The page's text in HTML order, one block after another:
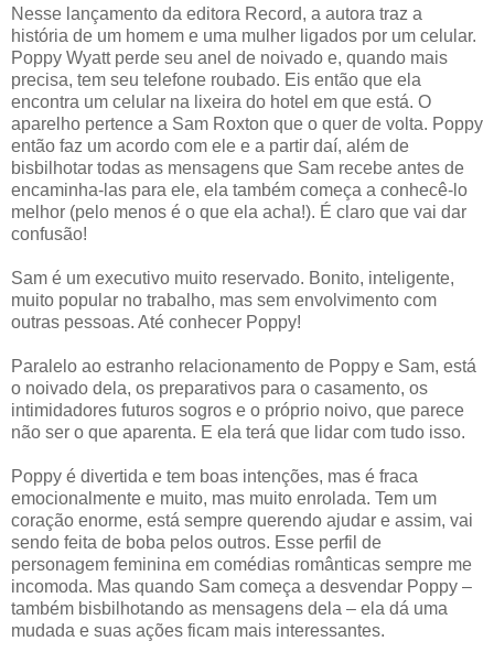
Nesse lançamento da editora Record, a autora traz a
história de um homem e uma mulher ligados por um celular.
Poppy Wyatt perde seu anel de noivado e, quando mais
precisa, tem seu telefone roubado. Eis então que ela
encontra um celular na lixeira do hotel em que está. O
aparelho pertence a Sam Roxton que o quer de volta. Poppy
então faz um acordo com ele e a partir daí, além de
bisbilhotar todas as mensagens que Sam recebe antes de
encaminha-las para ele, ela também começa a conhecê-lo
melhor (pelo menos é o que ela acha!). É claro que vai dar
confusão!
Sam é um executivo muito reservado. Bonito, inteligente,
muito popular no trabalho, mas sem envolvimento com
outras pessoas. Até conhecer Poppy!
Paralelo ao estranho relacionamento de Poppy e Sam, está
o noivado dela, os preparativos para o casamento, os
intimidadores futuros sogros e o próprio noivo, que parece
não ser o que aparenta. E ela terá que lidar com tudo isso.
Poppy é divertida e tem boas intenções, mas é fraca
emocionalmente e muito, mas muito enrolada. Tem um
coração enorme, está sempre querendo ajudar e assim, vai
sendo feita de boba pelos outros. Esse perfil de
personagem feminina em comédias românticas sempre me
incomoda. Mas quando Sam começa a desvendar Poppy –
também bisbilhotando as mensagens dela – ela dá uma
mudada e suas ações ficam mais interessantes.